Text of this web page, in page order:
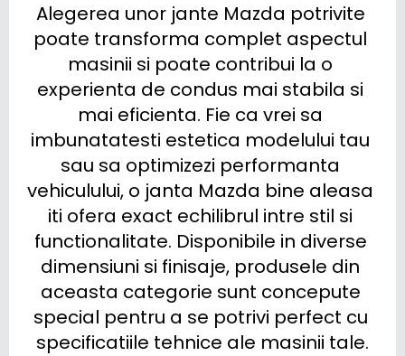
Alegerea unor jante Mazda potrivite
poate transforma complet aspectul
masinii si poate contribui la o
experienta de condus mai stabila si
mai eficienta. Fie ca vrei sa
imbunatatesti estetica modelului tau
sau sa optimizezi performanta
vehiculului, o janta Mazda bine aleasa
iti ofera exact echilibrul intre stil si
functionalitate. Disponibile in diverse
dimensiuni si finisaje, produsele din
aceasta categorie sunt concepute
special pentru a se potrivi perfect cu
specificatiile tehnice ale masinii tale.